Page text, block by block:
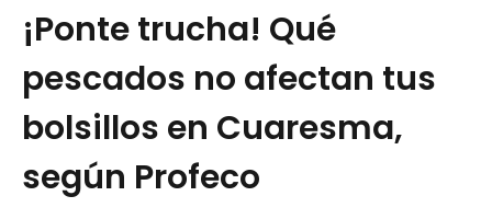
¡Ponte trucha! Qué
pescados no afectan tus
bolsillos en Cuaresma,
según Profeco